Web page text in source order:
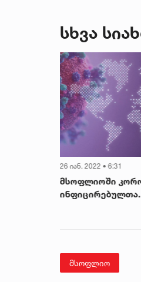
სხვა
26 იან. 2022 • 6:31
მსოფლიოში
ინფიცირებულთა
მსოფლიო